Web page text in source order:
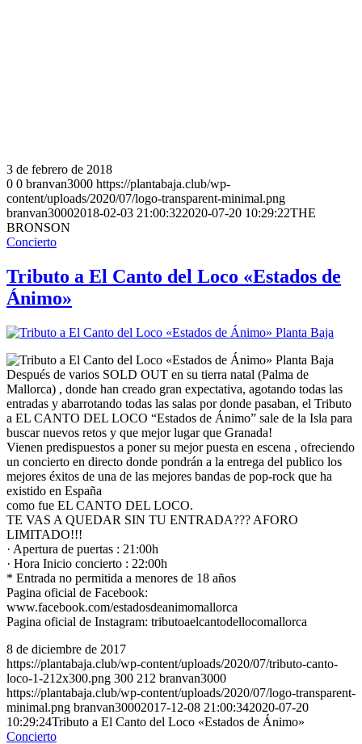
3 de febrero de 2018
0 0 branvan3000 https://plantabaja.club/wp-
content/uploads/2020/07/logo-transparent-minimal.png
branvan30002018-02-03 21:00:322020-07-20 10:29:22THE
BRONSON
Concierto
Tributo a El Canto del Loco «Estados de
Ánimo»
Después de varios SOLD OUT en su tierra natal (Palma de
Mallorca) , donde han creado gran expectativa, agotando todas las
entradas y abarrotando todas las salas por donde pasaban, el Tributo
a EL CANTO DEL LOCO “Estados de Ánimo” sale de la Isla para
buscar nuevos retos y que mejor lugar que Granada!
Vienen predispuestos a poner su mejor puesta en escena , ofreciendo
un concierto en directo donde pondrán a la entrega del publico los
mejores éxitos de una de las mejores bandas de pop-rock que ha
existido en España
como fue EL CANTO DEL LOCO.
TE VAS A QUEDAR SIN TU ENTRADA??? AFORO
LIMITADO!!!
· Apertura de puertas : 21:00h
· Hora Inicio concierto : 22:00h
* Entrada no permitida a menores de 18 años
Pagina oficial de Facebook:
www.facebook.com/estadosdeanimomallorca
Pagina oficial de Instagram: tributoaelcantodellocomallorca
8 de diciembre de 2017
https://plantabaja.club/wp-content/uploads/2020/07/tributo-canto-
loco-1-212x300.png 300 212 branvan3000
https://plantabaja.club/wp-content/uploads/2020/07/logo-transparent-
minimal.png branvan30002017-12-08 21:00:342020-07-20
10:29:24Tributo a El Canto del Loco «Estados de Ánimo»
Concierto